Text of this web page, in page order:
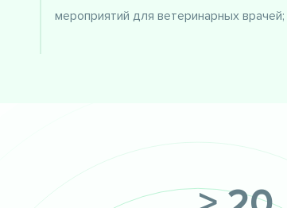
мероприятий для ветеринарных врачей;